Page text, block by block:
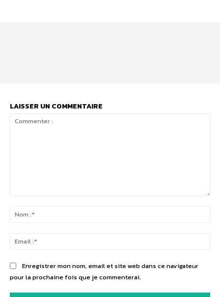
LAISSER UN COMMENTAIRE
Enregistrer mon nom, email et site web dans ce navigateur
pour la prochaine fois que je commenterai.